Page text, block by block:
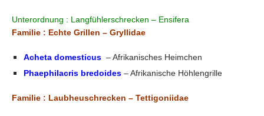
Unterordnung : Langfühlerschrecken – Ensifera
Familie : Echte Grillen – Gryllidae
Acheta domesticus – Afrikanisches Heimchen
Phaephilacris bredoides – Afrikanische Höhlengrille
Familie : Laubheuschrecken – Tettigoniidae